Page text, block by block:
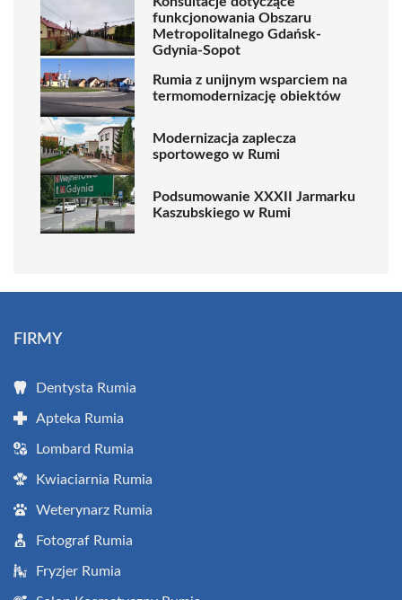
funkcjonowania Obszaru
Metropolitalnego Gdańsk-
Gdynia-Sopot
Rumia z unijnym wsparciem na
termomodernizację obiektów
Modernizacja zaplecza
sportowego w Rumi
Podsumowanie XXXII Jarmarku
Kaszubskiego w Rumi
FIRMY
Dentysta Rumia
Apteka Rumia
Lombard Rumia
Kwiaciarnia Rumia
Weterynarz Rumia
Fotograf Rumia
Fryzjer Rumia